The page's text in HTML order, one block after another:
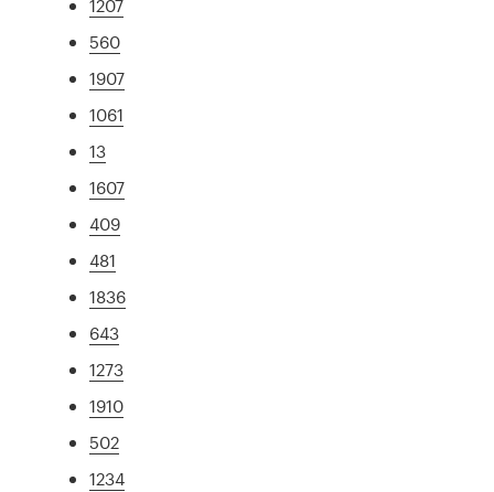
1207
560
1907
1061
13
1607
409
481
1836
643
1273
1910
502
1234